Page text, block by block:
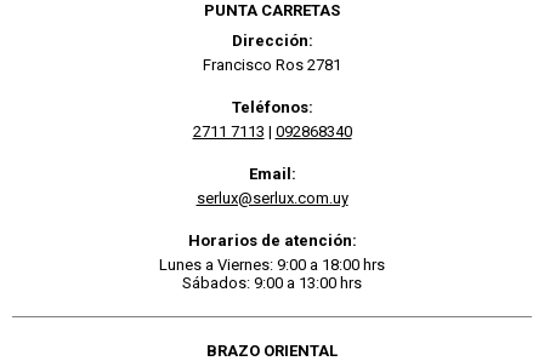
PUNTA CARRETAS
Dirección:
Francisco Ros 2781
Teléfonos:
2711 7113 | 092868340
Email:
serlux@serlux.com.uy
Horarios de atención:
Lunes a Viernes: 9:00 a 18:00 hrs
Sábados: 9:00 a 13:00 hrs
BRAZO ORIENTAL